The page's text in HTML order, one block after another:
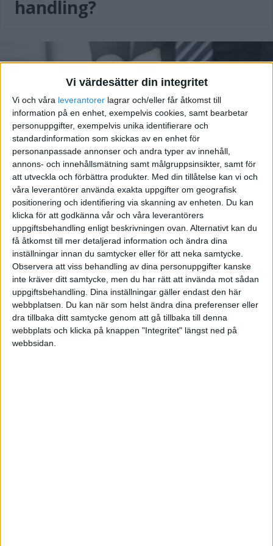
Vi värdesätter din integritet
Vi och våra leverantorer lagrar och/eller får åtkomst till
information på en enhet, exempelvis cookies, samt bearbetar
personuppgifter, exempelvis unika identifierare och
standardinformation som skickas av en enhet för
personanpassade annonser och andra typer av innehåll,
annons- och innehållsmätning samt målgruppsinsikter, samt för
att utveckla och förbättra produkter. Med din tillåtelse kan vi och
våra leverantörer använda exakta uppgifter om geografisk
positionering och identifiering via skanning av enheten. Du kan
klicka för att godkänna vår och våra leverantörers
uppgiftsbehandling enligt beskrivningen ovan. Alternativt kan du
få åtkomst till mer detaljerad information och ändra dina
inställningar innan du samtycker eller för att neka samtycke.
Observera att viss behandling av dina personuppgifter kanske
inte kräver ditt samtycke, men du har rätt att invända mot sådan
uppgiftsbehandling. Dina inställningar gäller endast den här
webbplatsen. Du kan när som helst ändra dina preferenser eller
dra tillbaka ditt samtycke genom att gå tillbaka till denna
webbplats och klicka på knappen "Integritet" längst ned på
webbsidan.
handling?
Kundregister mall
Hjälp kunden att köpa